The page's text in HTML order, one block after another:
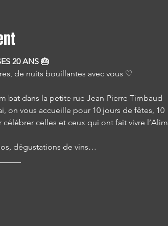
20 ANS 🎂
de nuits bouillantes avec vous ♡
bat dans la petite rue Jean-Pierre Timbaud
on vous accueille pour 10 jours de fêtes, 10
celles et ceux qui ont fait vivre l’Alim
dégustations de vins…